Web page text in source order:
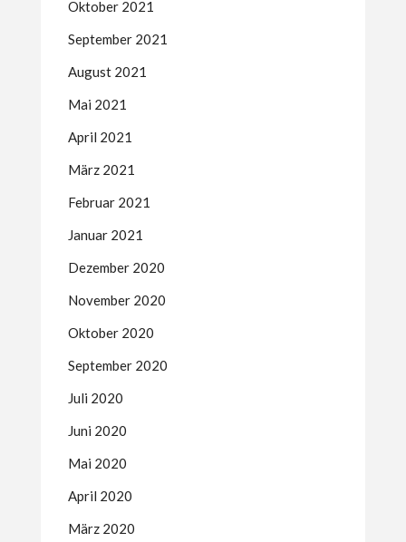
Oktober 2021
September 2021
August 2021
Mai 2021
April 2021
März 2021
Februar 2021
Januar 2021
Dezember 2020
November 2020
Oktober 2020
September 2020
Juli 2020
Juni 2020
Mai 2020
April 2020
März 2020